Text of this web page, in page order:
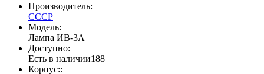
Производитель:
СССР
Модель:
Лампа ИВ-3А
Доступно:
Есть в наличии188
Корпус::